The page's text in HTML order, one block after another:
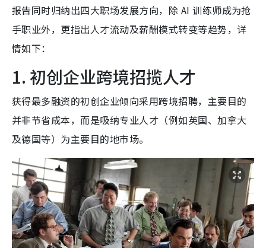
报告同时归纳出四大职场发展方向，除 AI 训练师成为抢
手职业外，更指出人才流动及薪酬模式转变等趋势，详
情如下：
1. 初创企业跨境招揽人才
获得最多融资的初创企业倾向采用跨境招聘，主要目的
并非节省成本，而是吸纳专业人才（例如英国、加拿大
及德国等）为主要目的地市场。